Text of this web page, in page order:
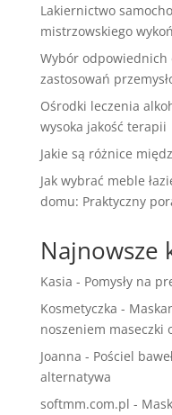
Lakiernictwo
mistrzowskiego
Wybór odpowiednich
zastosowań
Ośrodki leczenia
wysoka jakość terapii
Jakie są różnice
Jak wybrać meble
domu: Praktyczny
Najnowsze
Kasia - Pomysły na
Kosmetyczka -
noszeniem maseczki
Joanna - Pościel
alternatywa
softmm.com.pl -